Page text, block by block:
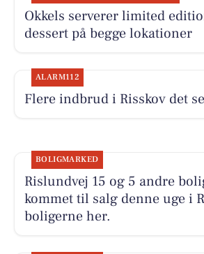
Okkels serverer limited
dessert på begge lokationer
ALARM112
Flere indbrud i Risskov det
BOLIGMARKED
Rislundvej 15 og 5 andre
kommet til salg denne uge i
boligerne her.